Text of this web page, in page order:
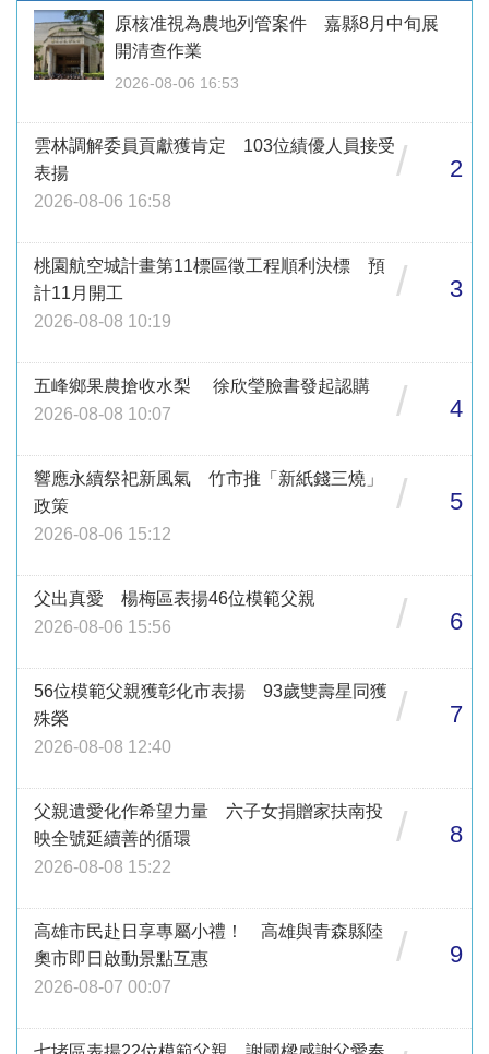
原核准視為農地列管案件 嘉縣8月中旬展
開清查作業
2026-08-06 16:53
雲林調解委員貢獻獲肯定 103位績優人員接受
表揚
2026-08-06 16:58
/ 2
桃園航空城計畫第11標區徵工程順利決標 預
計11月開工
2026-08-08 10:19
/ 3
五峰鄉果農搶收水梨 徐欣瑩臉書發起認購
2026-08-08 10:07
/ 4
響應永續祭祀新風氣 竹市推「新紙錢三燒」
政策
2026-08-06 15:12
/ 5
父出真愛 楊梅區表揚46位模範父親
2026-08-06 15:56
/ 6
56位模範父親獲彰化市表揚 93歲雙壽星同獲
殊榮
2026-08-08 12:40
/ 7
父親遺愛化作希望力量 六子女捐贈家扶南投
映全號延續善的循環
2026-08-08 15:22
/ 8
高雄市民赴日享專屬小禮！ 高雄與青森縣陸
奧市即日啟動景點互惠
2026-08-07 00:07
/ 9